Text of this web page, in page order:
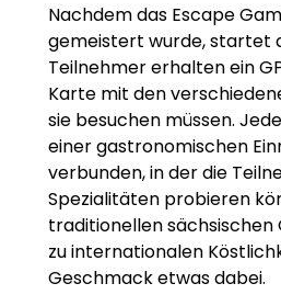
Nachdem das Escape
gemeistert wurde, startet
Teilnehmer erhalten ein
Karte mit den
sie besuchen müssen.
einer gastronomischen
verbunden, in der die
Spezialitäten probieren
traditionellen sächsischen
zu internationalen
Geschmack etwas dabei.